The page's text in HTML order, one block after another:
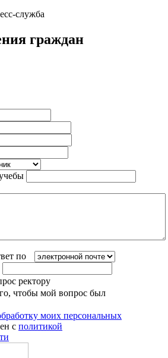
служба
граждан
по
ректору
чтобы мой вопрос был
моих персональных
с политикой